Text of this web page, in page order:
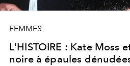
FEMMES
L'HISTOIRE : Kate Moss
noire à épaules